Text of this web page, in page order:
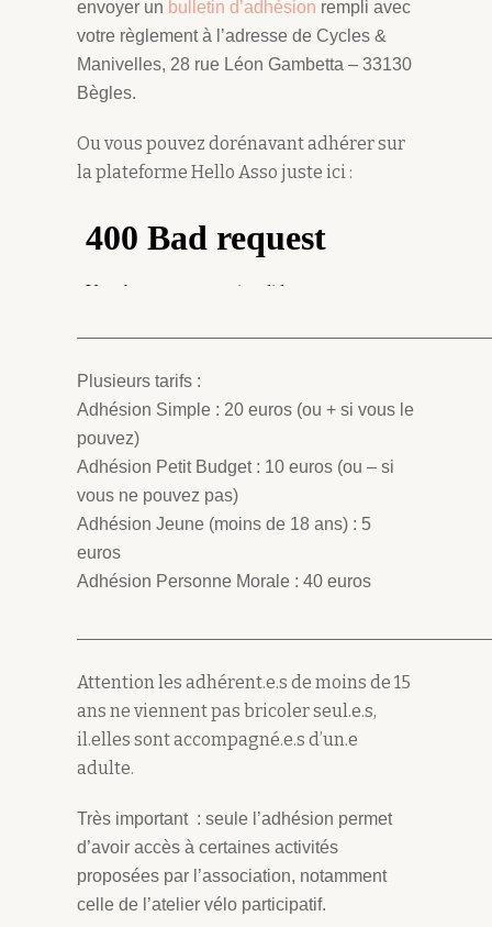
envoyer un bulletin d’adhésion rempli avec
votre règlement à l’adresse de Cycles &
Manivelles, 28 rue Léon Gambetta – 33130
Bègles.
Ou vous pouvez dorénavant adhérer sur
la plateforme Hello Asso juste ici :
Plusieurs tarifs :
Adhésion Simple : 20 euros (ou + si vous le
pouvez)
Adhésion Petit Budget : 10 euros (ou – si
vous ne pouvez pas)
Adhésion Jeune (moins de 18 ans) : 5
euros
Adhésion Personne Morale : 40 euros
Attention les adhérent.e.s de moins de 15
ans ne viennent pas bricoler seul.e.s,
il.elles sont accompagné.e.s d’un.e
adulte.
Très important : seule l’adhésion permet
d’avoir accès à certaines activités
proposées par l’association, notamment
celle de l’atelier vélo participatif.